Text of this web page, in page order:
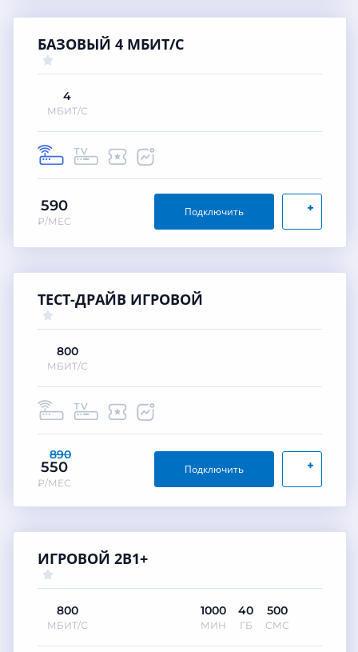
БАЗОВЫЙ 4 МБИТ/С
4
МБИТ/С
590
₽/МЕС
+
Подключить
ТЕСТ-ДРАЙВ ИГРОВОЙ
800
МБИТ/С
890
550
₽/МЕС
+
Подключить
ИГРОВОЙ 2В1+
800
МБИТ/С
1000
МИН
40
ГБ
500
СМС